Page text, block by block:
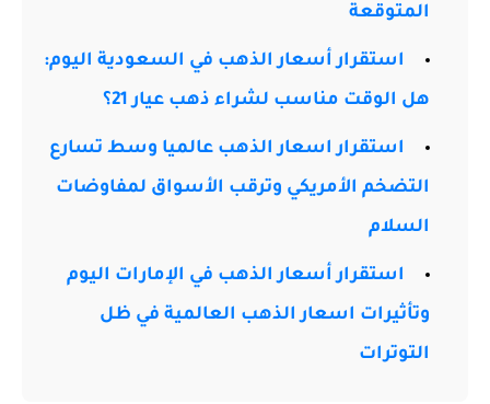
المتوقعة
استقرار أسعار الذهب في السعودية اليوم:
هل الوقت مناسب لشراء ذهب عيار 21؟
استقرار اسعار الذهب عالميا وسط تسارع
التضخم الأمريكي وترقب الأسواق لمفاوضات
السلام
استقرار أسعار الذهب في الإمارات اليوم
وتأثيرات اسعار الذهب العالمية في ظل
التوترات